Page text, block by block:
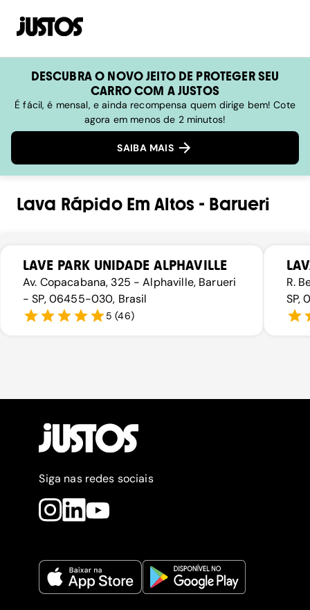
DESCUBRA O NOVO JEITO DE PROTEGER SEU
CARRO COM A JUSTOS
É fácil, é mensal, e ainda recompensa quem dirige bem! Cote
agora em menos de 2 minutos!
SAIBA MAIS
Lava RápidoEmAltos - Barueri
LAVE PARK UNIDADE ALPHAVILLE
Av. Copacabana, 325 - Alphaville, Barueri
- SP, 06455-030, Brasil
5 (46)
R.
SP,
Siga nas redes sociais